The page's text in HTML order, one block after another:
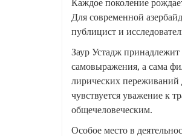
Каждое поколение
Для современной
публицист и
Заур Устадж принадлежит
самовыражения, а сама
лирических переживаний
чувствуется уважение к
общечеловеческим.
Особое место в